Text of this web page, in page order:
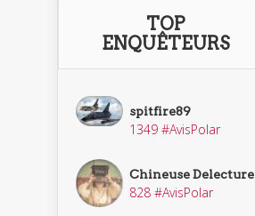
TOP
ENQUÊTEURS
spitfire89
1349 #AvisPolar
Chineuse Delecture
828 #AvisPolar